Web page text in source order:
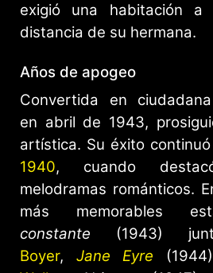
exigió una habitación
distancia de su hermana.
Años de apogeo
Convertida en
en abril de 1943,
artística. Su éxito
1940, cuando
melodramas románticos.
más memorables
constante (1943)
Boyer, Jane Eyre